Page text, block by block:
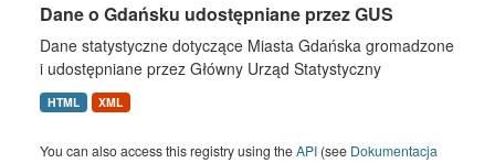
Dane o Gdańsku udostępniane przez GUS
Dane statystyczne dotyczące Miasta Gdańska gromadzone
i udostępniane przez Główny Urząd Statystyczny
HTML XML
You can also access this registry using theAPI (see Dokumentacja